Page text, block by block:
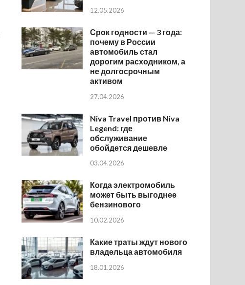
12.05.2026
Срок годности — 3 года:
почему в России
автомобиль стал
дорогим расходником, а
не долгосрочным
активом
27.04.2026
Niva Travel против Niva
Legend: где
обслуживание
обойдется дешевле
03.04.2026
Когда электромобиль
может быть выгоднее
бензинового
10.02.2026
Какие траты ждут нового
владельца автомобиля
18.01.2026